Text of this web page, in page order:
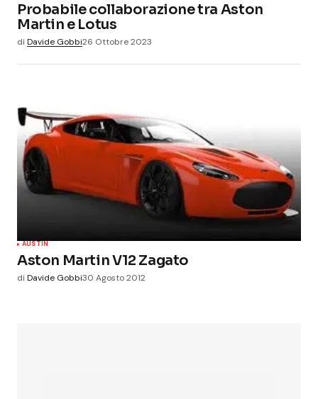
Probabile collaborazione tra Aston
Martin e Lotus
di Davide Gobbi26 Ottobre 2023
AUSTIN
Aston Martin V12 Zagato
di Davide Gobbi30 Agosto 2012